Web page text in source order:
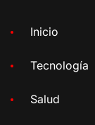
Inicio
Tecnología
Salud